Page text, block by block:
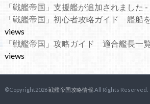
「戦艦帝国」支援艦が追加されました -
「戦艦帝国」初心者攻略ガイド 艦船
views
「戦艦帝国」攻略ガイド 適合艦長一覧
views
©Copyright2026戦艦帝国攻略情報 .All Rights Reserved.